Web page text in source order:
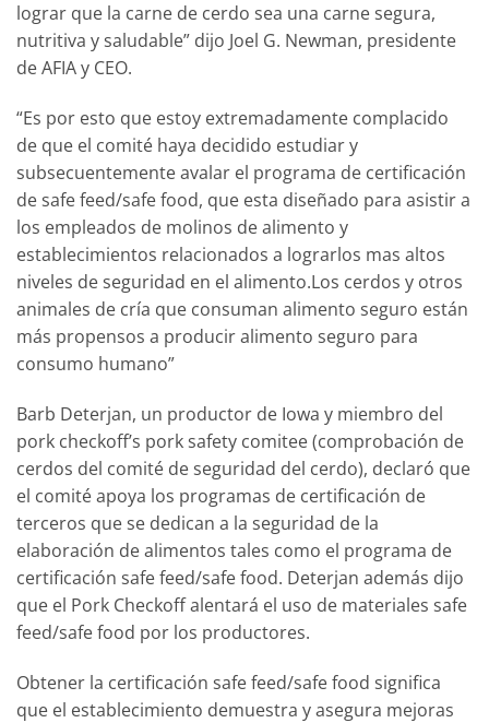
lograr que la carne de cerdo sea una carne segura,
nutritiva y saludable” dijo Joel G. Newman, presidente
de AFIA y CEO.
“Es por esto que estoy extremadamente complacido
de que el comité haya decidido estudiar y
subsecuentemente avalar el programa de certificación
de safe feed/safe food, que esta diseñado para asistir a
los empleados de molinos de alimento y
establecimientos relacionados a lograrlos mas altos
niveles de seguridad en el alimento.Los cerdos y otros
animales de cría que consuman alimento seguro están
más propensos a producir alimento seguro para
consumo humano”
Barb Deterjan, un productor de Iowa y miembro del
pork checkoff’s pork safety comitee (comprobación de
cerdos del comité de seguridad del cerdo), declaró que
el comité apoya los programas de certificación de
terceros que se dedican a la seguridad de la
elaboración de alimentos tales como el programa de
certificación safe feed/safe food. Deterjan además dijo
que el Pork Checkoff alentará el uso de materiales safe
feed/safe food por los productores.
Obtener la certificación safe feed/safe food significa
que el establecimiento demuestra y asegura mejoras